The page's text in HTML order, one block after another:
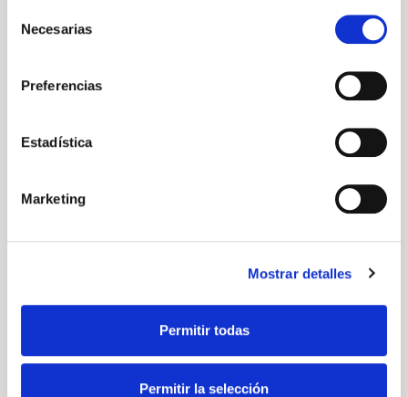
Necesarias
Preferencias
Estadística
Marketing
Mostrar detalles
Permitir todas
Permitir la selección
Volkswagen
Volkswagen Caddy